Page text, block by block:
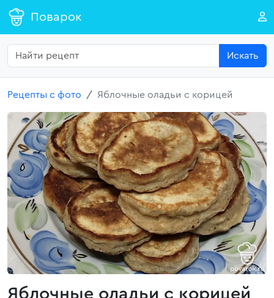
Поварок
Искать
Рецепты с фото Яблочные оладьи с корицей
Яблочные оладьи с корицей